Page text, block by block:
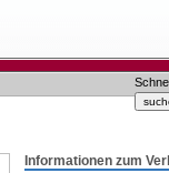
Informationen zum